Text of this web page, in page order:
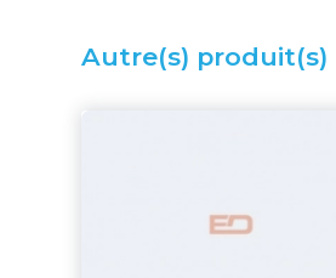
Autre(s) produit(s)